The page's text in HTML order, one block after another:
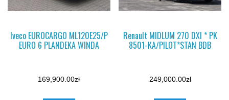
Iveco EUROCARGO ML120E25/P
EURO 6 PLANDEKA WINDA
169,900.00zł
Renault MIDLUM 270 DXI * PK
8501-KA/PILOT*STAN BDB
249,000.00zł